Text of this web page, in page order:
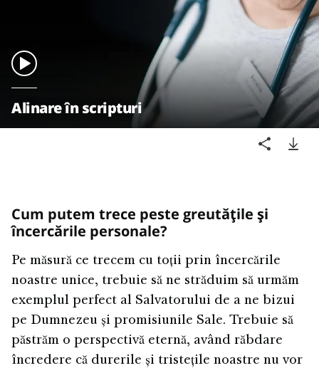
Alinare în scripturi
Cum putem trece peste greutățile și
încercările personale?
Pe măsură ce trecem cu toții prin încercările
noastre unice, trebuie să ne străduim să urmăm
exemplul perfect al Salvatorului de a ne bizui
pe Dumnezeu și promisiunile Sale. Trebuie să
păstrăm o perspectivă eternă, având răbdare
încredere că durerile și tristețile noastre nu vor